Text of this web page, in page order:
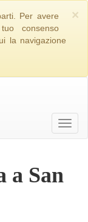
×
Per avere
consenso
la navigazione
a San